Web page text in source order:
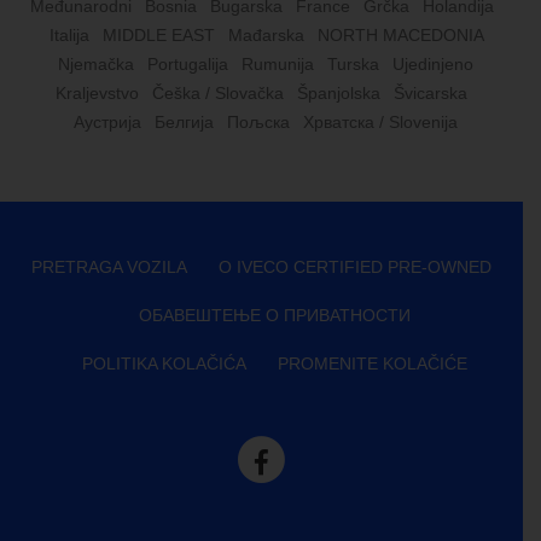
Međunarodni Bosnia Bugarska France Grčka
Holandija
Italija
MIDDLE EAST Mađarska
NORTH MACEDONIA
Njemačka
Portugalija Rumunija Turska
Ujedinjeno
Kraljevstvo
Češka / Slovačka Španjolska
Švicarska
Аустрија
Белгија Пољска Хрватска / Slovenija
PRETRAGA VOZILA O IVECO CERTIFIED PRE-OWNED
ОБАВЕШТЕЊЕ О ПРИВАТНОСТИ
POLITIKA KOLAČIĆA PROMENITE KOLAČIĆE